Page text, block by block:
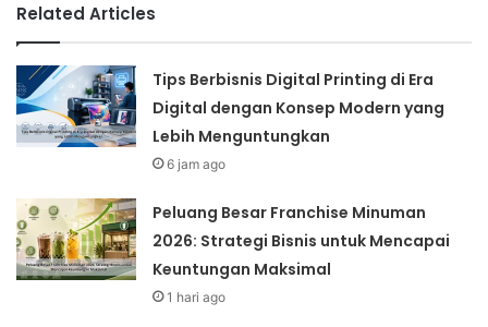
Related Articles
Tips Berbisnis Digital Printing di Era
Digital dengan Konsep Modern yang
Lebih Menguntungkan
6 jam ago
Peluang Besar Franchise Minuman
2026: Strategi Bisnis untuk Mencapai
Keuntungan Maksimal
1 hari ago